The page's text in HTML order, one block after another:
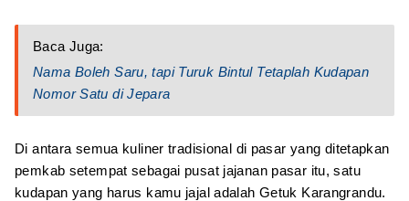
Baca Juga:
Nama Boleh Saru, tapi Turuk Bintul Tetaplah Kudapan
Nomor Satu di Jepara
Di antara semua kuliner tradisional di pasar yang ditetapkan
pemkab setempat sebagai pusat jajanan pasar itu, satu
kudapan yang harus kamu jajal adalah Getuk Karangrandu.